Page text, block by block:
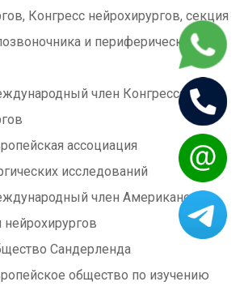
Конгресс нейрохирургов, секция
и периферических
член Конгресса
ассоциация
исследований
член Американской
нейрохирургов
Сандерленда
общество по изучению